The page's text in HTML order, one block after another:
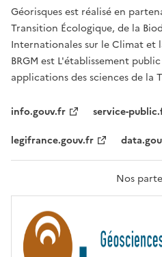
Géorisques est réalisé en
Transition Écologique, de la
Internationales sur le Climat et
BRGM est L'établissement
applications des sciences de la
info.gouv.fr
service-
legifrance.gouv.fr
Nos